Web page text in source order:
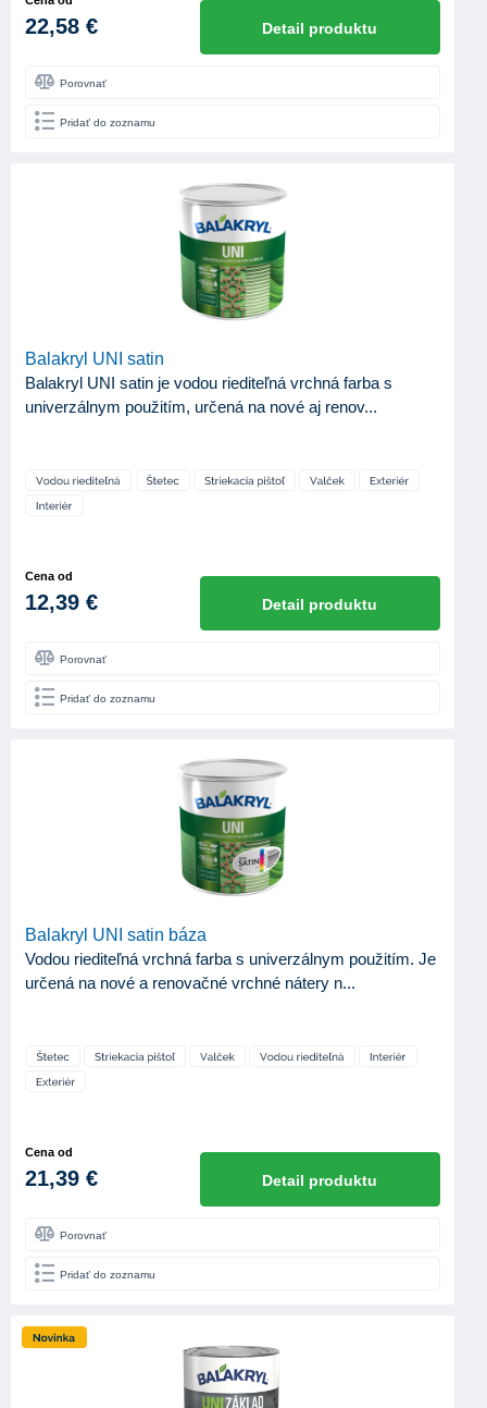
22,58 € Detail produktu
Porovnať
Pridať do zoznamu
Balakryl UNI satin
Balakryl UNI satin je vodou riediteľná vrchná farba s
univerzálnym použitím, určená na nové aj renov...
Cena od
12,39 € Detail produktu
Porovnať
Pridať do zoznamu
Balakryl UNI satin báza
Vodou riediteľná vrchná farba s univerzálnym použitím. Je
určená na nové a renovačné vrchné nátery n...
Cena od
21,39 € Detail produktu
Porovnať
Pridať do zoznamu